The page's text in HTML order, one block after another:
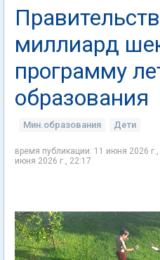
миллиард
программу
образования
Мин.образования Дети
время публикации: 11 июня 2026
июня 2026 г., 22:17